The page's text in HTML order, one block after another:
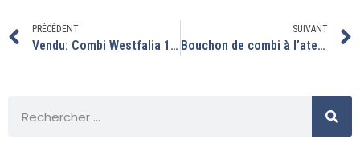
PRÉCÉDENT
Vendu: Combi Westfalia 1975 en parfait état
SUIVANT
Bouchon de combi à l’atelier avec l’arrivée des beaux jours